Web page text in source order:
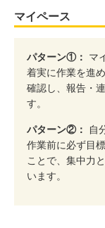
マイペース
パターン①：
マ
着実に作業を進
確認し、報告・
す。
パターン②：
自
作業前に必ず目
ことで、集中力
います。